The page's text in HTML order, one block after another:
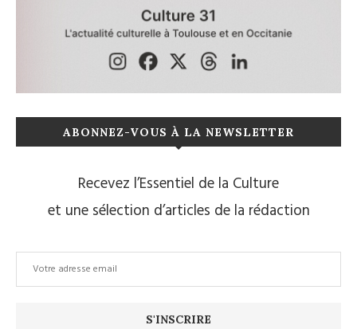
ABONNEZ-VOUS À LA NEWSLETTER
Recevez l’Essentiel de la Culture
et une sélection d’articles de la rédaction